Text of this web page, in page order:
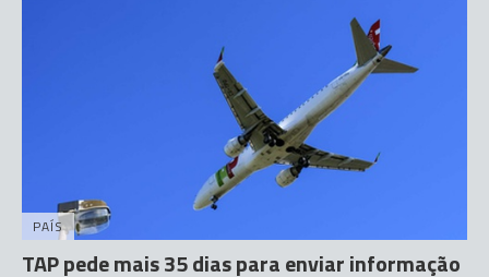
PAÍS
TAP pede mais 35 dias para enviar informação